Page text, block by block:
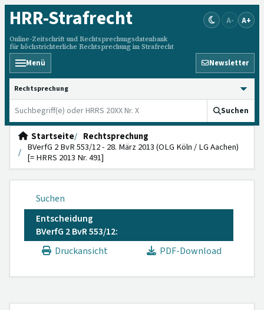
HRR-Strafrecht
Online-Zeitschrift und Rechtsprechungsdatenbank
für höchstrichterliche Rechtsprechung im Strafrecht
A- A+
Menü Newsletter
HRRS durchsuchen
Suchen
Startseite
Rechtsprechung
BVerfG 2 BvR 553/12 - 28. März 2013 (OLG Köln / LG Aachen)
[= HRRS 2013 Nr. 491]
Suchen
Entscheidung
BVerfG 2 BvR 553/12:
Druckansicht
PDF-Download